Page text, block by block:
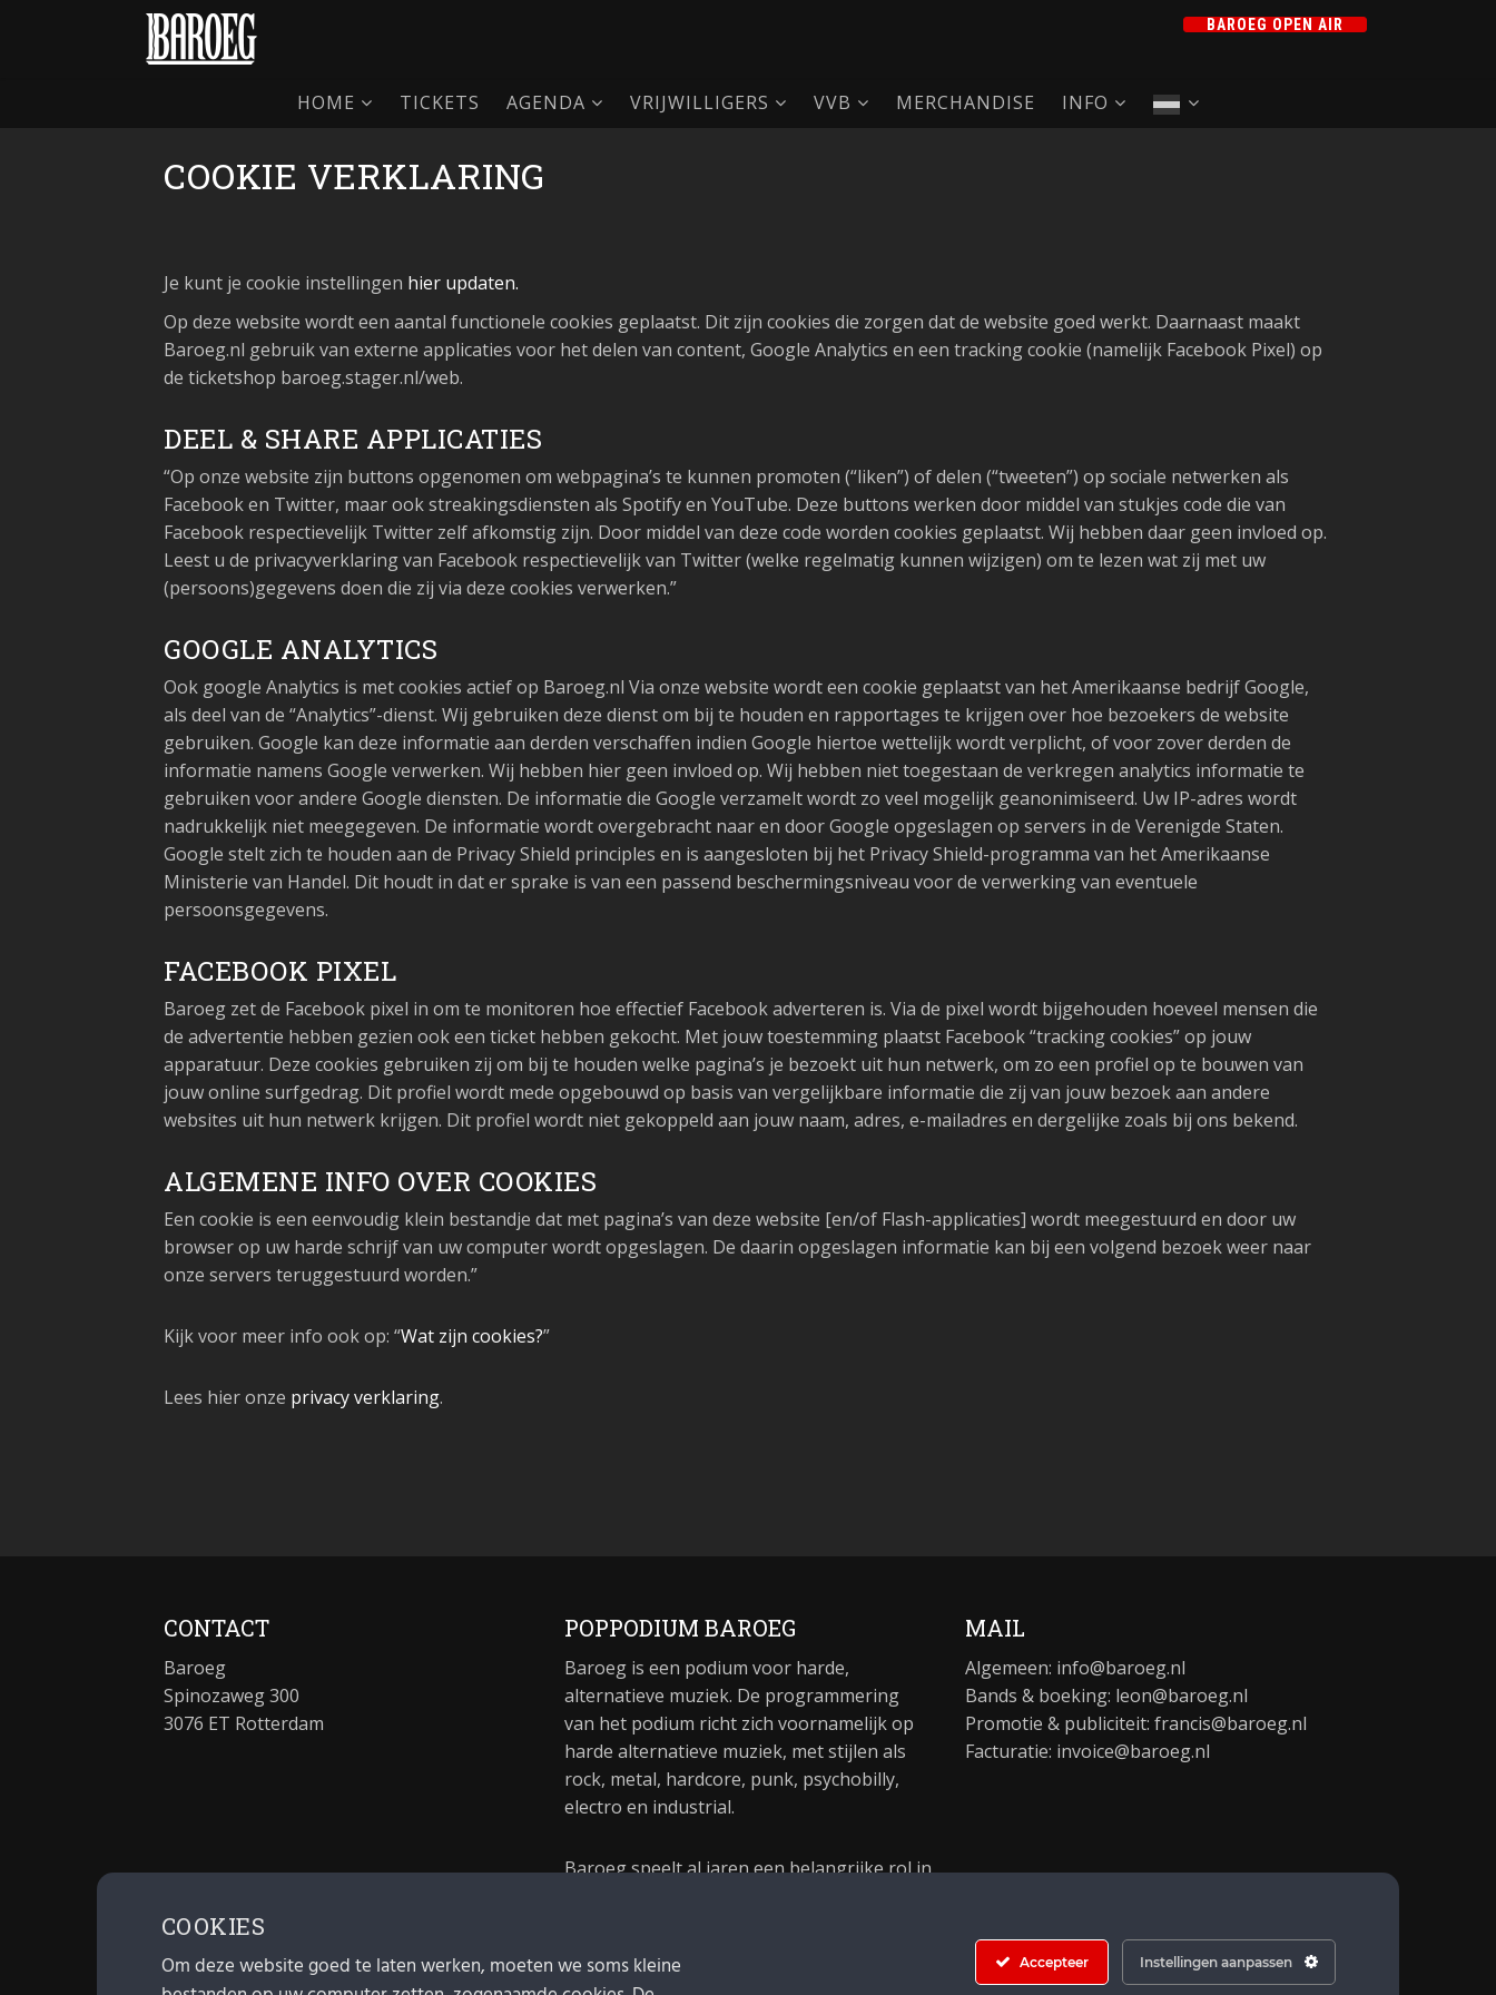
BAROEG OPEN AIR
HOME TICKETS AGENDA VRIJWILLIGERS VVB MERCHANDISE INFO
COOKIE VERKLARING
Je kunt je cookie instellingen hier updaten.
Op deze website wordt een aantal functionele cookies geplaatst. Dit zijn cookies die zorgen dat de website goed werkt. Daarnaast maakt
Baroeg.nl gebruik van externe applicaties voor het delen van content, Google Analytics en een tracking cookie (namelijk Facebook Pixel) op
de ticketshop baroeg.stager.nl/web.
DEEL & SHARE APPLICATIES
“Op onze website zijn buttons opgenomen om webpagina’s te kunnen promoten (“liken”) of delen (“tweeten”) op sociale netwerken als
Facebook en Twitter, maar ook streakingsdiensten als Spotify en YouTube. Deze buttons werken door middel van stukjes code die van
Facebook respectievelijk Twitter zelf afkomstig zijn. Door middel van deze code worden cookies geplaatst. Wij hebben daar geen invloed op.
Leest u de privacyverklaring van Facebook respectievelijk van Twitter (welke regelmatig kunnen wijzigen) om te lezen wat zij met uw
(persoons)gegevens doen die zij via deze cookies verwerken.”
GOOGLE ANALYTICS
Ook google Analytics is met cookies actief op Baroeg.nl Via onze website wordt een cookie geplaatst van het Amerikaanse bedrijf Google,
als deel van de “Analytics”-dienst. Wij gebruiken deze dienst om bij te houden en rapportages te krijgen over hoe bezoekers de website
gebruiken. Google kan deze informatie aan derden verschaffen indien Google hiertoe wettelijk wordt verplicht, of voor zover derden de
informatie namens Google verwerken. Wij hebben hier geen invloed op. Wij hebben niet toegestaan de verkregen analytics informatie te
gebruiken voor andere Google diensten. De informatie die Google verzamelt wordt zo veel mogelijk geanonimiseerd. Uw IP-adres wordt
nadrukkelijk niet meegegeven. De informatie wordt overgebracht naar en door Google opgeslagen op servers in de Verenigde Staten.
Google stelt zich te houden aan de Privacy Shield principles en is aangesloten bij het Privacy Shield-programma van het Amerikaanse
Ministerie van Handel. Dit houdt in dat er sprake is van een passend beschermingsniveau voor de verwerking van eventuele
persoonsgegevens.
FACEBOOK PIXEL
Baroeg zet de Facebook pixel in om te monitoren hoe effectief Facebook adverteren is. Via de pixel wordt bijgehouden hoeveel mensen die
de advertentie hebben gezien ook een ticket hebben gekocht. Met jouw toestemming plaatst Facebook “tracking cookies” op jouw
apparatuur. Deze cookies gebruiken zij om bij te houden welke pagina’s je bezoekt uit hun netwerk, om zo een profiel op te bouwen van
jouw online surfgedrag. Dit profiel wordt mede opgebouwd op basis van vergelijkbare informatie die zij van jouw bezoek aan andere
websites uit hun netwerk krijgen. Dit profiel wordt niet gekoppeld aan jouw naam, adres, e-mailadres en dergelijke zoals bij ons bekend.
ALGEMENE INFO OVER COOKIES
Een cookie is een eenvoudig klein bestandje dat met pagina’s van deze website [en/of Flash-applicaties] wordt meegestuurd en door uw
browser op uw harde schrijf van uw computer wordt opgeslagen. De daarin opgeslagen informatie kan bij een volgend bezoek weer naar
onze servers teruggestuurd worden.”
Kijk voor meer info ook op: “Wat zijn cookies?”
Lees hier onze privacy verklaring.
CONTACT
Baroeg
Spinozaweg 300
3076 ET Rotterdam
POPPODIUM BAROEG
Baroeg is een podium voor harde,
alternatieve muziek. De programmering
van het podium richt zich voornamelijk op
harde alternatieve muziek, met stijlen als
rock, metal, hardcore, punk, psychobilly,
electro en industrial.
Baroeg speelt al jaren een belangrijke rol in
MAIL
Algemeen: info@baroeg.nl
Bands & boeking: leon@baroeg.nl
Promotie & publiciteit: francis@baroeg.nl
Facturatie: invoice@baroeg.nl
COOKIES
Om deze website goed te laten werken, moeten we soms kleine
Accepteer Instellingen aanpassen